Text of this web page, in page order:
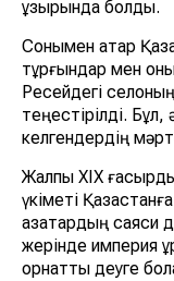
құзырында болды.
Сонымен қатар
тұрғындар мен
Ресейдегі
теңестірілді. Бұл,
келгендердің
Жалпы XІX
үкіметі
қазақтардың саяси
жерінде империя
орнатты деуге